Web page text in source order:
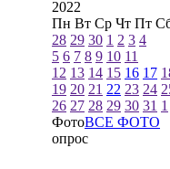
2022
Пн Вт Ср Чт Пт
28 29 30 1 2 3 4
5 6 7 8 9 10 11
12 13 14 15 16 17
19 20 21 22 23 24
26 27 28 29 30 31 1
ФотоВСЕ ФОТО
опрос